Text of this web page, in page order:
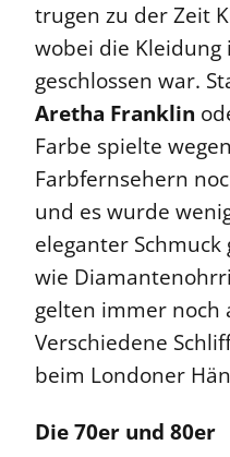
trugen zu der Zeit
wobei die Kleidung
geschlossen war.
Aretha Franklin
Farbe spielte
Farbfernsehern
und es wurde
eleganter
wie
gelten immer noch
Verschiedene
beim Londoner
Die 70er und 80er